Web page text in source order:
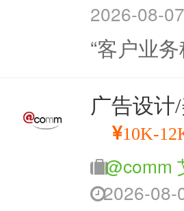
2026-08-
“客户业
广告设计
10K-
@comm
2026-08-